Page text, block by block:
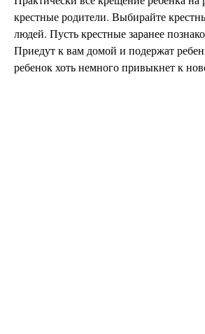
крестные родители. Выбирайте
людей. Пусть крестные заранее
Приедут к вам домой и подержат
ребенок хоть немного привыкнет к